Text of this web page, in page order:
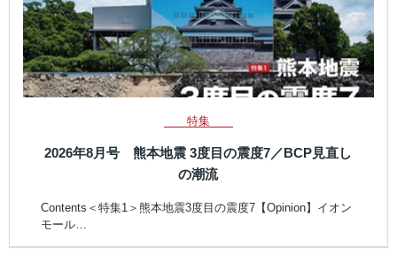
特集
2026年8月号 熊本地震 3度目の震度7／BCP見直し
の潮流
Contents＜特集1＞熊本地震3度目の震度7【Opinion】イオン
モール…